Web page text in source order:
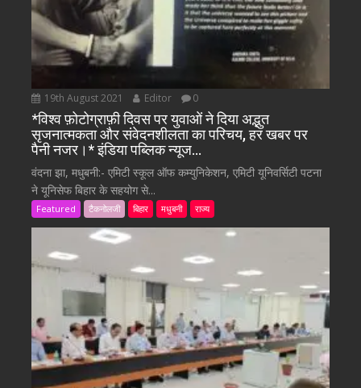
19th August 2021 Editor 0
*विश्व फ़ोटोग्राफ़ी दिवस पर युवाओं ने दिया अद्भुत
सृजनात्मकता और संवेदनशीलता का परिचय, हर खबर पर
पैनी नजर।* इंडिया पब्लिक न्यूज…
वंदना झा, मधुबनी:- एमिटी स्कूल ऑफ कम्युनिकेशन, एमिटी यूनिवर्सिटी पटना
ने यूनिसेफ बिहार के सहयोग से...
Featured टैकनोलजी बिहार मधुबनी राज्य